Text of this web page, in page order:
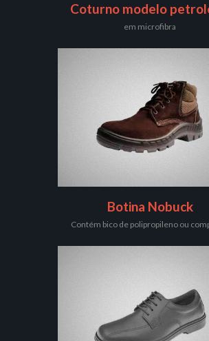
Coturno modelo
em microfibra
Botina Nobuck
Contém bico de polipropileno ou